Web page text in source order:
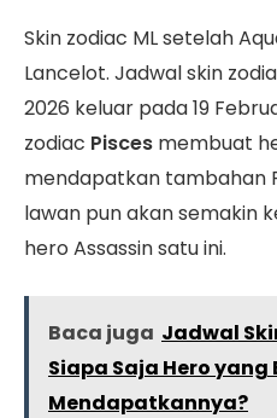
Skin zodiac ML setelah
Lancelot. Jadwal skin
2026 keluar pada 19
zodiac Pisces membuat
mendapatkan tambahan
lawan pun akan semakin
hero Assassin satu ini.
Baca juga Jadwal
Siapa Saja Hero
Mendapatkannya?